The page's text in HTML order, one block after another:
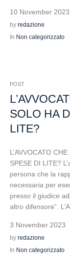
10 November 2023
by redazione
In Non categorizzato
POST
SOLO HA
LITE?
L’AVVOCATO
SPESE DI LITE?
persona che la
necessaria per
presso il giudice
altro difensore”.
3 November 2023
by redazione
In Non categorizzato